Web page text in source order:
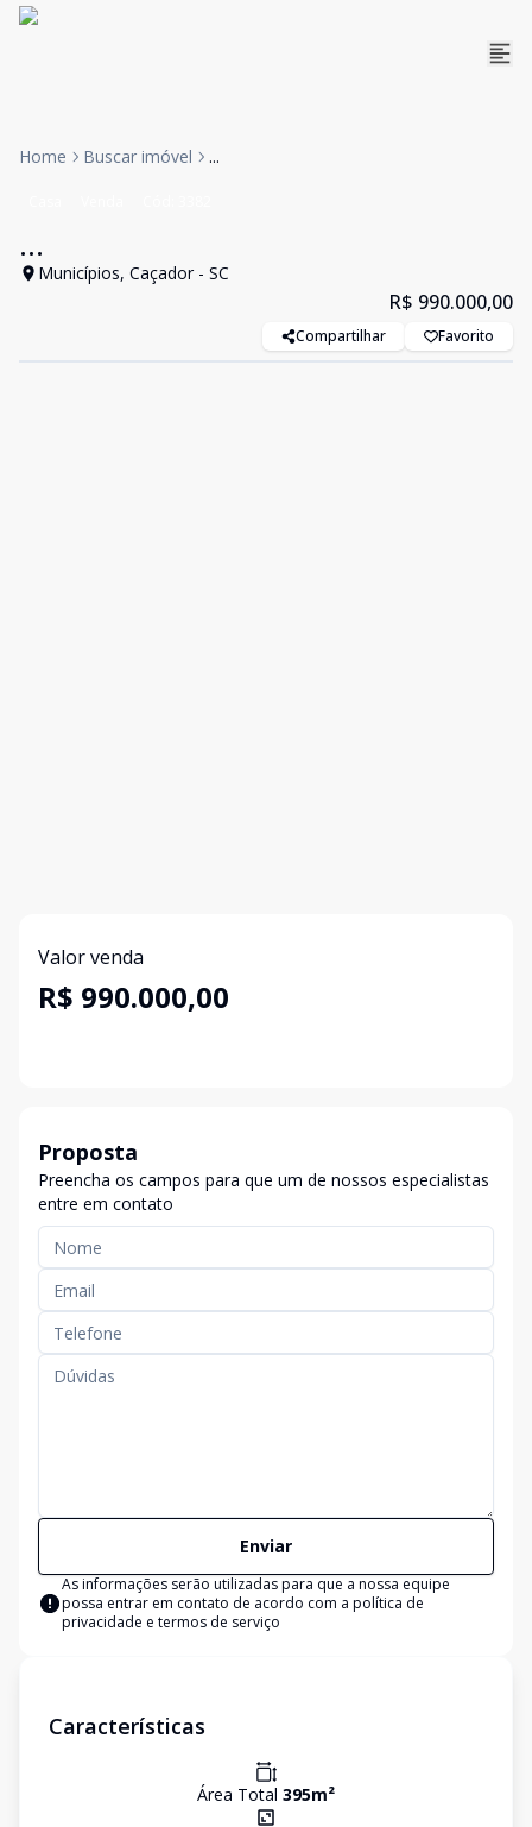
Home Buscar imóvel ...
...
Municípios, Caçador - SC
R$ 990.000,00
Compartilhar Favorito
Valor venda
R$ 990.000,00
Proposta
Preencha os campos para que um de nossos especialistas
entre em contato
Enviar
As informações serão utilizadas para que a nossa equipe
possa entrar em contato de acordo com a política de
privacidade e termos de serviço
Características
Área Total 395m²